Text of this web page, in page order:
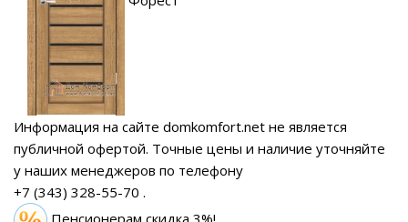
Информация на сайте domkomfort.net не является
публичной офертой. Точные цены и наличие уточняйте
у наших менеджеров по телефону
+7 (343) 328-55-70 .
Пенсионерам скидка 3%!